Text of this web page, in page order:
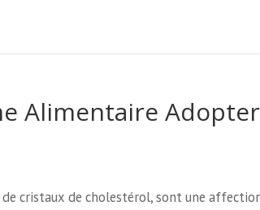
Alimentaire
cristaux de cholestérol, sont une